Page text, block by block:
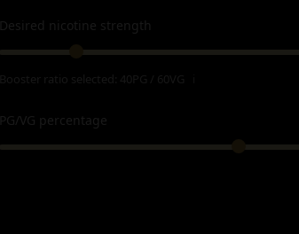
Desired nicotine strength
PG/VG percentage